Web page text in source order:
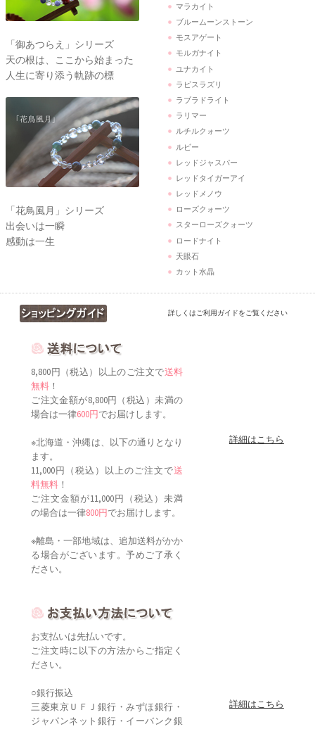
「御あつらえ」シリーズ
天の根は、ここから始まった
人生に寄り添う軌跡の標
「花鳥風月」シリーズ
出会いは一瞬
感動は一生
マラカイト
ブルームーンストーン
モスアゲート
モルガナイト
ユナカイト
ラピスラズリ
ラブラドライト
ラリマー
ルチルクォーツ
ルビー
レッドジャスパー
レッドタイガーアイ
レッドメノウ
ローズクォーツ
スターローズクォーツ
ロードナイト
天眼石
カット水晶
詳しくはご利用ガイドをご覧ください
8,800円（税込）以上のご注文で送料
無料 ！
ご注文金額が8,800円（税込）未満の
場合は一律600円でお届けします。
※北海道・沖縄は、以下の通りとなり
ます。
11,000円（税込）以上のご注文で送
料無料 ！
ご注文金額が11,000円（税込）未満
の場合は一律800円でお届けします。
※離島・一部地域は、追加送料がかか
る場合がございます。予めご了承く
ださい。
詳細はこちら
お支払いは先払いです。
ご注文時に以下の方法からご指定く
ださい。
○銀行振込
三菱東京ＵＦＪ銀行・みずほ銀行・
ジャパンネット銀行・イーバンク銀
詳細はこちら